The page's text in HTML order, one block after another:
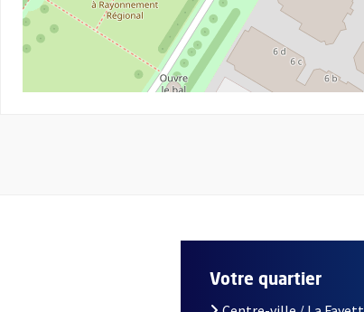
Votre quartier